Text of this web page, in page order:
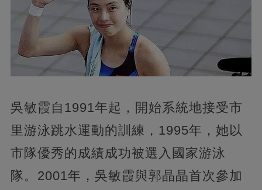
吳敏霞自1991年起，開始系統地接受市
里游泳跳水運動的訓練，1995年，她以
市隊優秀的成績成功被選入國家游泳
隊。2001年，吳敏霞與郭晶晶首次參加